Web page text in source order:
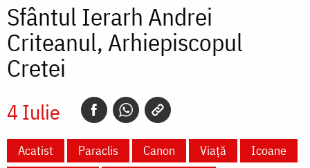
Sfântul Ierarh Andrei
Criteanul, Arhiepiscopul
Cretei
4 Iulie
Acatist Paraclis Canon Viață
Icoane